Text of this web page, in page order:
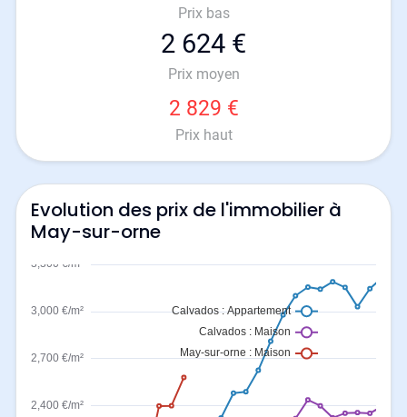
Prix bas
2 624 €
Prix moyen
2 829 €
Prix haut
Evolution des prix de l'immobilier à
May-sur-orne